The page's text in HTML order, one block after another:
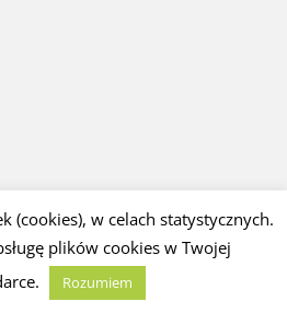
(cookies), w celach statystycznych.
plików cookies w Twojej
Rozumiem